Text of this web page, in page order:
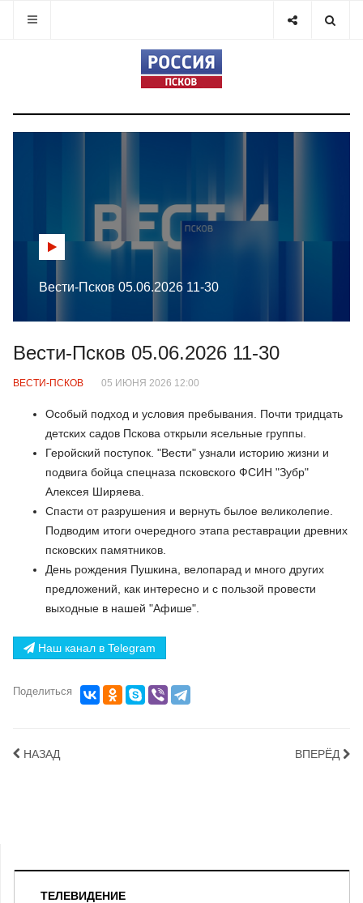
Вести-Псков 05.06.2026 11-30
Вести-Псков 05.06.2026 11-30
ВЕСТИ-ПСКОВ 05 ИЮНЯ 2026 12:00
Особый подход и условия пребывания. Почти тридцать
детских садов Пскова открыли ясельные группы.
Геройский поступок. "Вести" узнали историю жизни и
подвига бойца спецназа псковского ФСИН "Зубр"
Алексея Ширяева.
Спасти от разрушения и вернуть былое великолепие.
Подводим итоги очередного этапа реставрации древних
псковских памятников.
День рождения Пушкина, велопарад и много других
предложений, как интересно и с пользой провести
выходные в нашей "Афише".
Наш канал в Telegram
Поделиться
НАЗАД ВПЕРЁД
ТЕЛЕВИДЕНИЕ